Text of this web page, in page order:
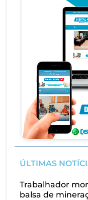
ÚLTIMAS
Trabalhador
balsa de